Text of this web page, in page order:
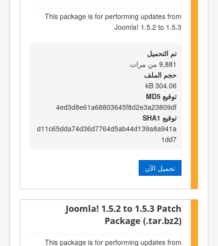
This package is for performing updates from
Joomla! 1.5.2 to 1.5.3
تم التحميل
9,881 من مرات
حجم الملف
304.06 kB
توقيع MD5
4ed3d8e61a68803645f8d2e3a23809df
توقيع SHA1
d11c65dda74d36d7764d5ab44d139a8a941a
1dd7
تحميل الآن
Joomla! 1.5.2 to 1.5.3 Patch
Package (.tar.bz2)
This package is for performing updates from